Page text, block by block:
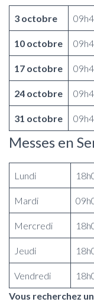
3 octobre
10 octobre
17 octobre
24 octobre
31 octobre
Messes en
Lundi
Mardi
Mercredi
Jeudi
Vendredi
Vous recherchez